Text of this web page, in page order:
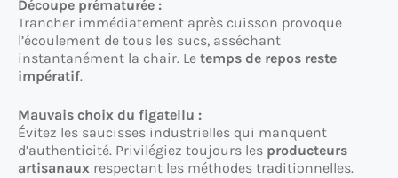
Découpe prématurée :
Trancher immédiatement après cuisson provoque
l’écoulement de tous les sucs, asséchant
instantanément la chair. Le temps de repos reste
impératif.
Mauvais choix du figatellu :
Évitez les saucisses industrielles qui manquent
d’authenticité. Privilégiez toujours les producteurs
artisanaux respectant les méthodes traditionnelles.